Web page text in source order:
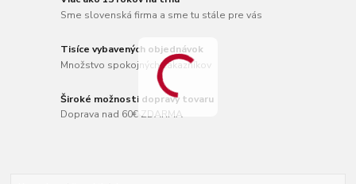
Sme slovenská firma a sme tu stále pre vás
Tisíce vybavených objednávok
Množstvo spokojných zákazníkov
Široké možnosti dopravy tovaru
Doprava nad 60€ ZDARMA